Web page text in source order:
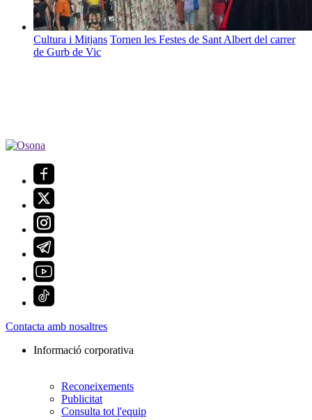
Cultura i Mitjans Tornen les Festes de Sant Albert del carrer
de Gurb de Vic
Contacta amb nosaltres
Informació corporativa
Reconeixements
Publicitat
Consulta tot l'equip